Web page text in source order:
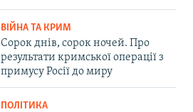
ВІЙНА ТА КРИМ
Сорок днів, сорок ночей. Про
результати кримської операції з
примусу Росії до миру
ПОЛІТИКА